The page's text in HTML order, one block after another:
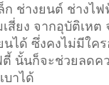
ก ช่างยนต์ ช่างไ
สี่ยง จากอุบัติเหต
นได้ ซึ่งคงไม่มีใค
ตี้ นั้นก็จะช่วยลดค
บาได้